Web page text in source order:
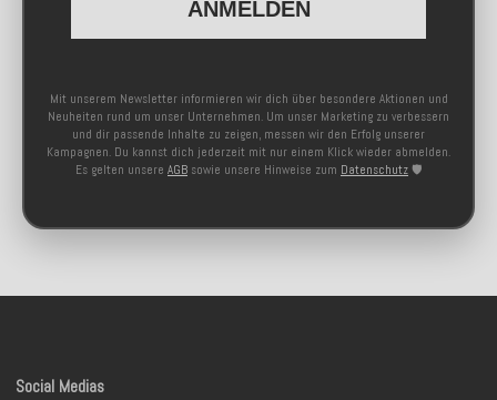
ANMELDEN
Mit unserem Newsletter informieren wir dich über besondere Aktionen und
Neuheiten rund um unser Unternehmen. Um unser Marketing zu verbessern
und dir passende Inhalte zu zeigen, messen wir den Erfolg unserer
Kampagnen. Du kannst dich jederzeit mit nur einem Klick wieder abmelden.
Es gelten unsere AGB sowie unsere Hinweise zum Datenschutz 🛡️
Social Medias